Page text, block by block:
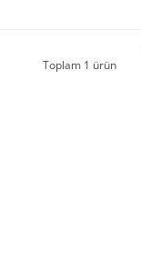
Toplam 1 ürün